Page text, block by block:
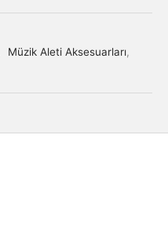
Müzik Aleti Aksesuarları,